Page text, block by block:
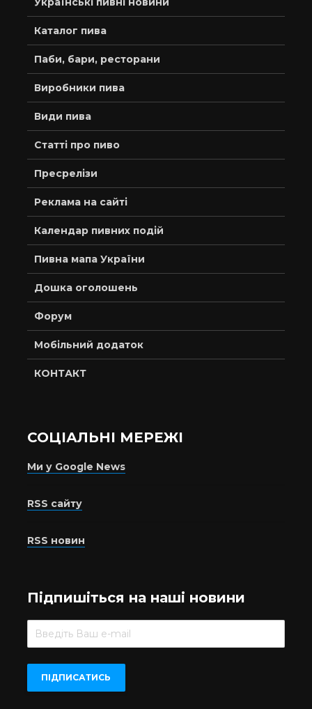
Каталог пива
Паби, бари, ресторани
Виробники пива
Види пива
Статті про пиво
Пресрелізи
Реклама на сайті
Календар пивних подій
Пивна мапа України
Дошка оголошень
Форум
Мобільний додаток
КОНТАКТ
СОЦІАЛЬНІ МЕРЕЖІ
Ми у Google News
RSS сайту
RSS новин
Підпишіться на наші новини